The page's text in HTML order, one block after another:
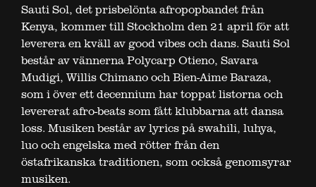
Sauti Sol, det prisbelönta afropopbandet från
Kenya, kommer till Stockholm den 21 april för att
leverera en kväll av good vibes och dans. Sauti Sol
består av vännerna Polycarp Otieno, Savara
Mudigi, Willis Chimano och Bien-Aime Baraza,
som i över ett decennium har toppat listorna och
levererat afro-beats som fått klubbarna att dansa
loss. Musiken består av lyrics på swahili, luhya,
luo och engelska med rötter från den
östafrikanska traditionen, som också genomsyrar
musiken.